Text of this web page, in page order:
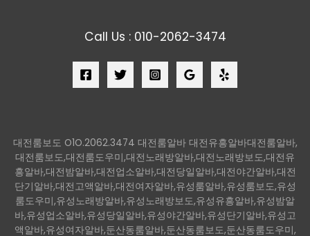
Call Us : 010-2062-3474
대전룸보도 O1O.2062.3474 대전룸알바 대전유흥알바대전룸알바,
대전룸보도,대전룸도우미,대전노래방알바,대전노래방보도,대전유
흥알바,대전밤알바,대전업소알바,대전당일알바,대전야간알바,대전
단기알바,대전고액알바,대전여자알바,유성룸알바,유성룸보도,유성
룸도우미,유성노래방알바,유성노래방보도,유성유흥알바,유성밤알
바,유성업소알바,유성당일알바,유성야간알바,유성단기알바,유성고
액알바,유성여자알바,둔산동룸알바,둔산동룸보도,둔산동룸도우미,